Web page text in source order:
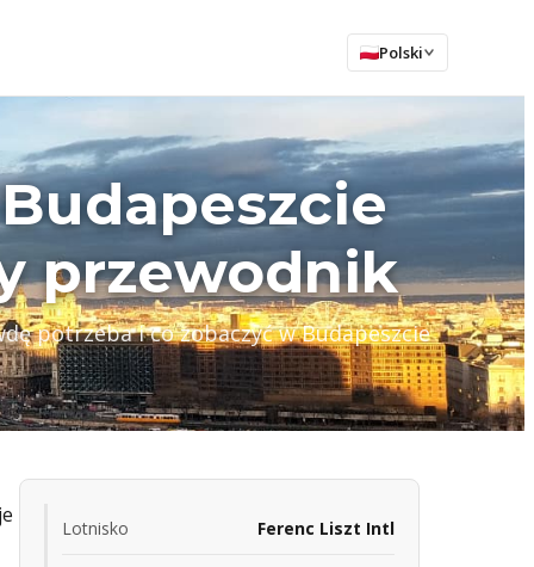
Polski
przewodnik
potrzeba i co zobaczyć w Budapeszcie
Lotnisko Ferenc Liszt Intl